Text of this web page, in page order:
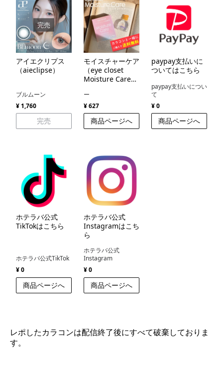
完売
アイエクリプス
（aieclipse）
ブルムーン
¥ 1,760
完売
モイスチャーケア
（eye closet
Moisture Care
ー
¥ 627
商品ページへ
paypay支払いに
ついてはこちら
paypay支払いについ
て
¥ 0
商品ページへ
ホテラバ公式
TikTokはこちら
ホテラバ公式TikTok
¥ 0
商品ページへ
ホテラバ公式
Instagramはこち
ら
ホテラバ公式
Instagram
¥ 0
商品ページへ
レポしたカラコンは配信終了後にすべて破棄しておりま
す。